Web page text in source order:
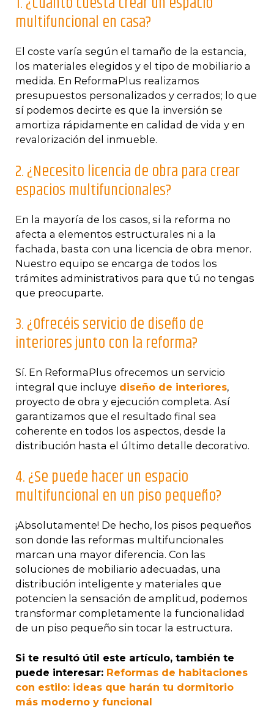
multifuncional en casa?
El coste varía según el tamaño de la estancia,
los materiales elegidos y el tipo de mobiliario a
medida. En ReformaPlus realizamos
presupuestos personalizados y cerrados; lo que
sí podemos decirte es que la inversión se
amortiza rápidamente en calidad de vida y en
revalorización del inmueble.
2. ¿Necesito licencia de obra para crear
espacios multifuncionales?
En la mayoría de los casos, si la reforma no
afecta a elementos estructurales ni a la
fachada, basta con una licencia de obra menor.
Nuestro equipo se encarga de todos los
trámites administrativos para que tú no tengas
que preocuparte.
3. ¿Ofrecéis servicio de diseño de
interiores junto con la reforma?
Sí. En ReformaPlus ofrecemos un servicio
integral que incluye diseño de interiores,
proyecto de obra y ejecución completa. Así
garantizamos que el resultado final sea
coherente en todos los aspectos, desde la
distribución hasta el último detalle decorativo.
4. ¿Se puede hacer un espacio
multifuncional en un piso pequeño?
¡Absolutamente! De hecho, los pisos pequeños
son donde las reformas multifuncionales
marcan una mayor diferencia. Con las
soluciones de mobiliario adecuadas, una
distribución inteligente y materiales que
potencien la sensación de amplitud, podemos
transformar completamente la funcionalidad
de un piso pequeño sin tocar la estructura.
Si te resultó útil este artículo, también te
puede interesar: Reformas de habitaciones
con estilo: ideas que harán tu dormitorio
más moderno y funcional